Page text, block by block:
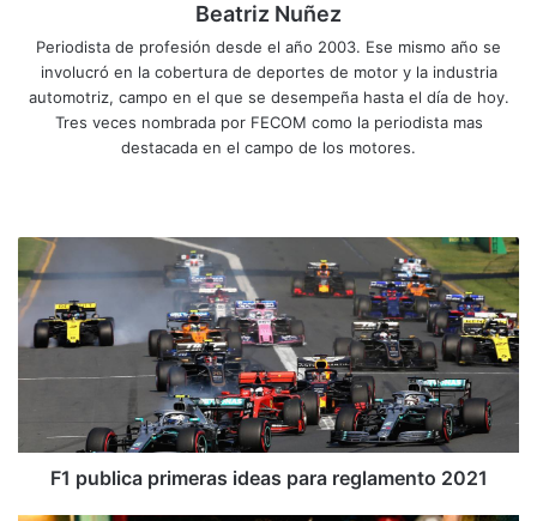
Beatriz Nuñez
Periodista de profesión desde el año 2003. Ese mismo año se
involucró en la cobertura de deportes de motor y la industria
automotriz, campo en el que se desempeña hasta el día de hoy.
Tres veces nombrada por FECOM como la periodista mas
destacada en el campo de los motores.
we
b
bo
ok
ub
e
ra
m
1
p
b
l
a
F1 publica primeras ideas para reglamento 2021